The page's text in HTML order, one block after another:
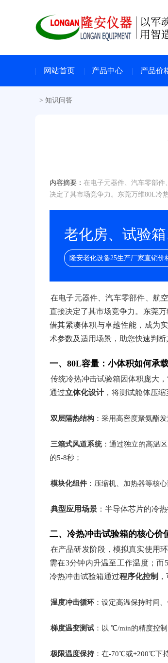
网站首页 产品中心 产品价
> 知识问答
内容摘要： 在电子元器件、汽车零部
决定了其市场竞争力。东莞万维80L冷
老化房、试验
隆安老化设备25生产厂家直销价
在电子元器件、汽车零部件、航
直接决定了其市场竞争力。东莞
借其紧凑体积与卓越性能，成为
术参数及适用场景，助您快速判断
一、80L容量：小体积如何承
传统冷热冲击试验箱因体积庞大
通过立体化设计，将测试舱体压
双层隔热结构 ：采用高密度聚氨酯
三箱式风道系统：通过独立的高温
的5-8秒；
模块化组件 ：压缩机、加热器等核
典型应用场景 ：半导体芯片的冷
二、冷热冲击试验箱的核心价
在产品研发阶段，模拟真实使用
需在3分钟内升温至工作温度；
冷热冲击试验箱通过程序化控制
温度冲击循环 ：设定高温保持时间
梯度温变测试 ：以 ℃/min的精度控
极限温度保持：在-70℃或+200℃下